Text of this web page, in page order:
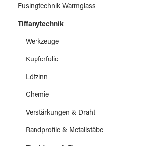
Fusingtechnik Warmglass
Tiffanytechnik
Werkzeuge
Kupferfolie
Lötzinn
Chemie
Verstärkungen & Draht
Randprofile & Metallstäbe